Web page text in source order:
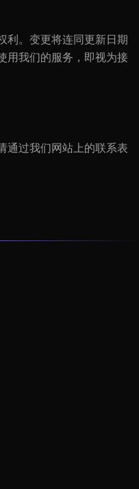
利。变更将连同更新日期
用我们的服务，即视为接
通过我们网站上的联系表